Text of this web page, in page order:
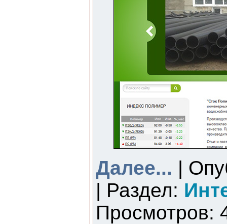
Далее... |
| Раздел:
Просмотров: